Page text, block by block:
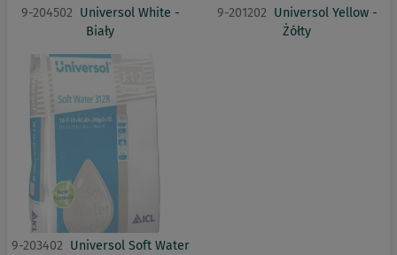
9-204502 Universol White -
Biały
9-201202 Universol Yellow -
Żółty
9-203402 Universol Soft Water